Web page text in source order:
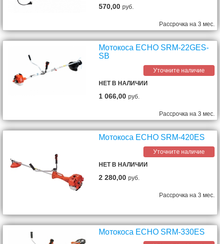
570,00руб.
Рассрочка на 3 мес.
Мотокоса ECHO SRM-22GES-
SB
Уточните наличие
НЕТ В НАЛИЧИИ
1 066,00руб.
Рассрочка на 3 мес.
Мотокоса ECHO SRM-420ES
Уточните наличие
НЕТ В НАЛИЧИИ
2 280,00руб.
Рассрочка на 3 мес.
Мотокоса ECHO SRM-330ES